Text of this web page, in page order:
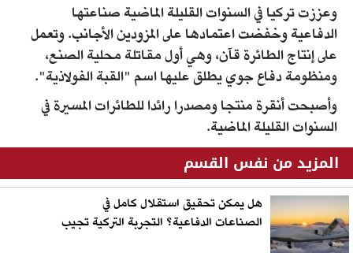
وعززت تركيا في السنوات القليلة الماضية صناعتها
الدفاعية وخفضت اعتمادها على المزودين الأجانب. وتعمل
على إنتاج الطائرة قآن، وهي أول مقاتلة محلية الصنع،
ومنظومة دفاع جوي يطلق عليها اسم "القبة الفولاذية".
وأصبحت أنقرة منتجا ومصدرا رائدا للطائرات المسيرة في
السنوات القليلة الماضية.
المزيد من نفس القسم
هل يمكن تحقيق استقلال كامل في
الصناعات الدفاعية؟ التجربة التركية تجيب